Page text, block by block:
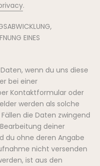
.
EINES
wenn du uns diese
bei einer
Kontaktformular oder
werden als solche
die Daten zwingend
deiner
du ohne deren Angabe
nicht versenden
ist aus den